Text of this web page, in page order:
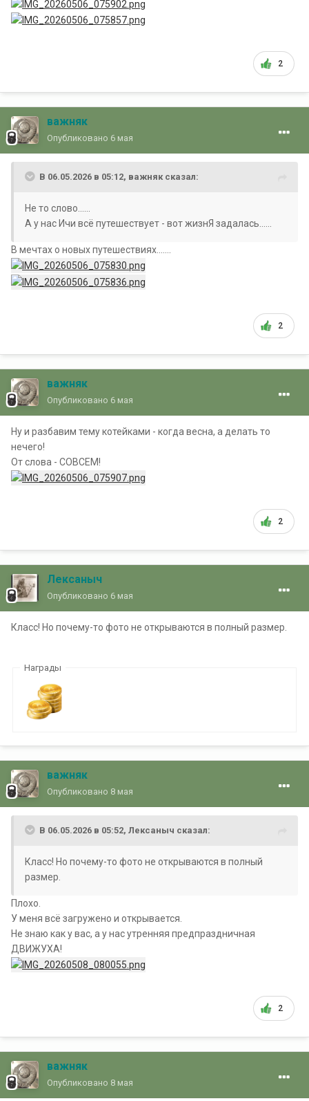
2
важняк
Опубликовано 6 мая
В 06.05.2026 в 05:12, важняксказал:
Не то слово......
А у нас Ичи всё путешествует - вот жизнЯ задалась......
В мечтах о новых путешествиях.......
2
важняк
Опубликовано 6 мая
Ну и разбавим тему котейками - когда весна, а делать то
нечего!
От слова - СОВСЕМ!
2
Лексаныч
Опубликовано 6 мая
Класс! Но почему-то фото не открываются в полный размер.
Награды
важняк
Опубликовано 8 мая
В 06.05.2026 в 05:52, Лексаныч сказал:
Класс! Но почему-то фото не открываются в полный
размер.
Плохо.
У меня всё загружено и открывается.
Не знаю как у вас, а у нас утренняя предпраздничная
ДВИЖУХА!
2
важняк
Опубликовано 8 мая